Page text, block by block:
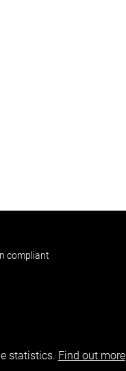
compliant
statistics. Find out more